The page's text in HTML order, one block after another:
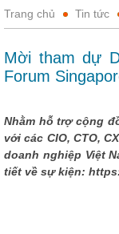
Trang chủ Tin tức
Mời tham dự
Forum
Nhằm hỗ trợ cộng
với các CIO, CTO,
doanh nghiệp Việt
tiết về sự kiện: